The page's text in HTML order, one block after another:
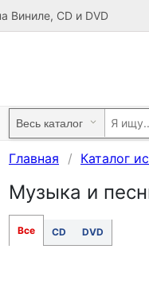
Виниле, CD и DVD
Главная Каталог
Музыка и
Все CD DVD